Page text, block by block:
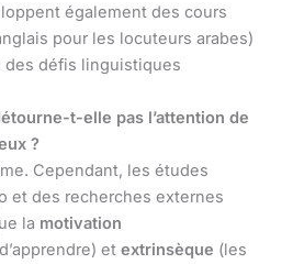
également des cours
pour les locuteurs arabes)
défis linguistiques
t-elle pas l’attention de
?
Cependant, les études
et des recherches externes
la motivation
et extrinsèque (les